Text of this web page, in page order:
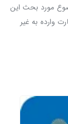
مورد بحث این
وارده به غیر